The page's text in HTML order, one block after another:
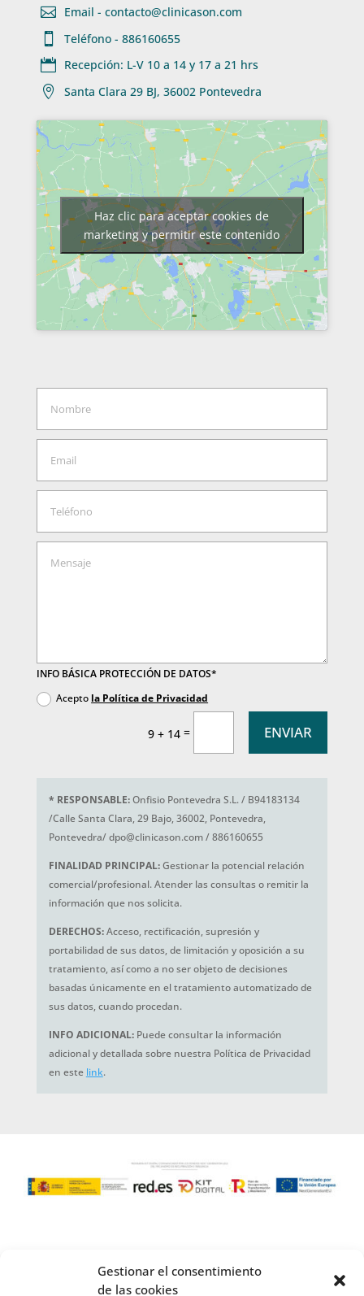
Gestionar el consentimiento
de las cookies
 Email - contacto@clinicason.com

Teléfono - 886160655
 Recepción: L-V 10 a 14 y 17 a 21 hrs

Santa Clara 29 BJ, 36002 Pontevedra
Haz clic para aceptar cookies de
marketing y permitir este contenido
INFO BÁSICA PROTECCIÓN DE DATOS*
Acepto la Política de Privacidad
9 + 14 = ENVIAR
* RESPONSABLE:Onfisio Pontevedra S.L. / B94183134
/Calle Santa Clara, 29 Bajo, 36002, Pontevedra,
Pontevedra/ dpo@clinicason.com / 886160655
FINALIDAD PRINCIPAL:Gestionar la potencial relación
comercial/profesional. Atender las consultas o remitir la
información que nos solicita.
DERECHOS:Acceso, rectificación, supresión y
portabilidad de sus datos, de limitación y oposición a su
tratamiento, así como a no ser objeto de decisiones
basadas únicamente en el tratamiento automatizado de
sus datos, cuando procedan.
INFO ADICIONAL: Puede consultar la información
adicional y detallada sobre nuestra Política de Privacidad
en este link.